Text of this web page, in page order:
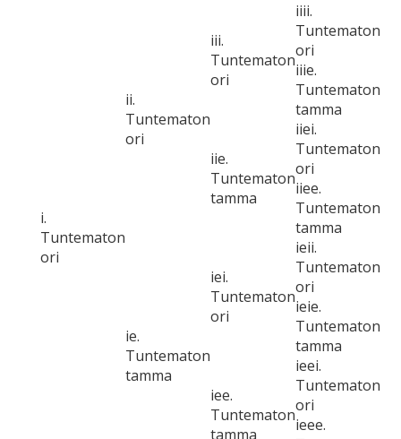
i.
Tuntematon
ori
ii.
Tuntematon
ori
iii.
Tuntematon
ori
iiii.
Tuntematon
ori
iiie.
Tuntematon
tamma
iie.
Tuntematon
tamma
iiei.
Tuntematon
ori
iiee.
Tuntematon
tamma
ie.
Tuntematon
tamma
iei.
Tuntematon
ori
ieii.
Tuntematon
ori
ieie.
Tuntematon
tamma
iee.
Tuntematon
tamma
ieei.
Tuntematon
ori
ieee.